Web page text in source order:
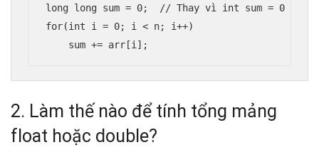
long long sum = 0;  // Thay vì int sum = 0
for(int i = 0; i < n; i++)
    sum += arr[i];
2. Làm thế nào để tính tổng mảng
float hoặc double?